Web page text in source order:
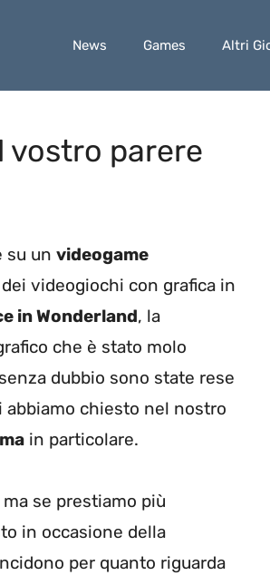
News Games Altri
vostro parere
su un videogame
videogiochi con grafica in
in Wonderland, la
che è stato molo
dubbio sono state rese
abbiamo chiesto nel nostro
in particolare.
se prestiamo più
in occasione della
per quanto riguarda